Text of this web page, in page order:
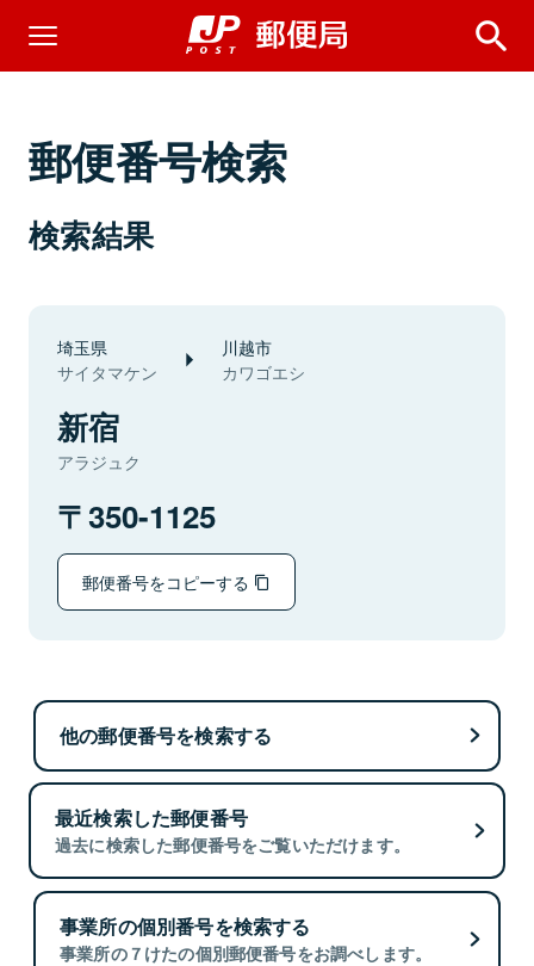
郵便番号検索
検索結果
埼玉県
サイタマケン
川越市
カワゴエシ
新宿
アラジュク
350-1125
郵便番号をコピーする
他の郵便番号を検索する
最近検索した郵便番号
過去に検索した郵便番号をご覧いただけます。
事業所の個別番号を検索する
事業所の７けたの個別郵便番号をお調べします。